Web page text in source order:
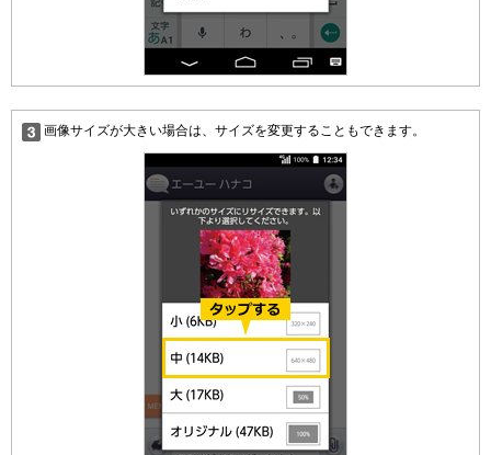
画像サイズが大きい場合は、サイズを変更することもできます。